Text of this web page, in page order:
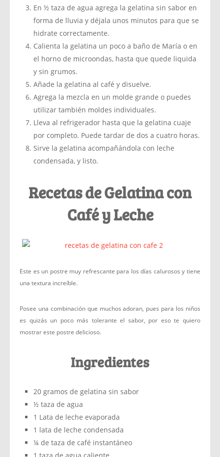
En ½ taza de agua agrega la gelatina sin sabor en
forma de lluvia y déjala unos minutos para que se
hidrate correctamente.
Calienta la gelatina un poco a baño de María o en
el horno de microondas, hasta que quede liquida
y sin grumos.
Añade la gelatina al café y disuelve.
Agrega la mezcla en un molde grande o puedes
utilizar también moldes individuales.
Lleva al refrigerador hasta que la gelatina cuaje
por completo. Puede tardar de dos a cuatro horas.
Sirve la gelatina acompañándola con leche
condensada, y listo.
Recetas de Gelatina con
Café y Leche
Este es un postre muy refrescante para los días calurosos y tiene
una textura increíble.
Posee una combinación que muchos adoran, pues para los niños
es quizás un poco más tolerante el sabor, por eso te quiero
mostrar este postre delicioso.
Ingredientes
20 gramos de gelatina sin sabor
½ taza de agua
1 Lata de leche evaporada
1 lata de leche condensada
¼ de taza de café instantáneo